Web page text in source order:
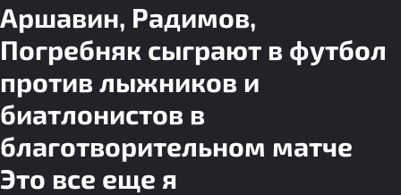
Аршавин, Радимов,
Погребняк сыграют в футбол
против лыжников и
биатлонистов в
благотворительном матче
Это все еще я